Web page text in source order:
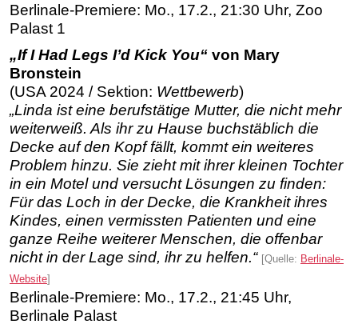
Berlinale-Premiere: Mo., 17.2., 21:30 Uhr, Zoo
Palast 1
„If I Had Legs I’d Kick You“ von Mary
Bronstein
(USA 2024 / Sektion: Wettbewerb)
„Linda ist eine berufstätige Mutter, die nicht mehr
weiterweiß. Als ihr zu Hause buchstäblich die
Decke auf den Kopf fällt, kommt ein weiteres
Problem hinzu. Sie zieht mit ihrer kleinen Tochter
in ein Motel und versucht Lösungen zu finden:
Für das Loch in der Decke, die Krankheit ihres
Kindes, einen vermissten Patienten und eine
ganze Reihe weiterer Menschen, die offenbar
nicht in der Lage sind, ihr zu helfen.“ [Quelle: Berlinale-
Website]
Berlinale-Premiere: Mo., 17.2., 21:45 Uhr,
Berlinale Palast